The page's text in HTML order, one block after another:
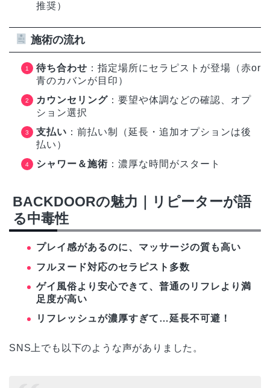
推奨）
施術の流れ
待ち合わせ ：指定場所にセラピストが登場（赤or
青のカバンが目印）
カウンセリング ：要望や体調などの確認、オプ
ション選択
支払い ：前払い制（延長・追加オプションは後
払い）
シャワー＆施術 ：濃厚な時間がスタート
BACKDOORの魅力｜リピーターが語
る中毒性
プレイ感があるのに、マッサージの質も高い
フルヌード対応のセラピスト多数
ゲイ風俗より安心できて、普通のリフレより満
足度が高い
リフレッシュが濃厚すぎて…延長不可避！
SNS上でも以下のような声がありました。